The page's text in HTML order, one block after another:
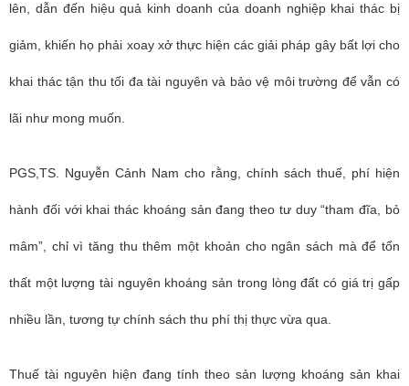
lên, dẫn đến hiệu quả kinh doanh của doanh nghiệp khai thác bị
giảm, khiến họ phải xoay xở thực hiện các giải pháp gây bất lợi cho
khai thác tận thu tối đa tài nguyên và bảo vệ môi trường để vẫn có
lãi như mong muốn.
PGS,TS. Nguyễn Cảnh Nam cho rằng, chính sách thuế, phí hiện
hành đối với khai thác khoáng sản đang theo tư duy “tham đĩa, bỏ
mâm”, chỉ vì tăng thu thêm một khoản cho ngân sách mà để tổn
thất một lượng tài nguyên khoáng sản trong lòng đất có giá trị gấp
nhiều lần, tương tự chính sách thu phí thị thực vừa qua.
Thuế tài nguyên hiện đang tính theo sản lượng khoáng sản khai